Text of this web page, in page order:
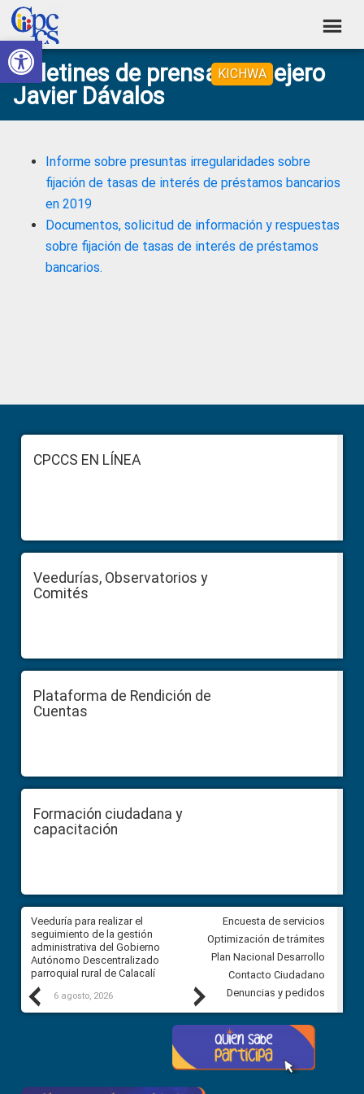
Abrir barra de herramientas
Skip
to
primary
navigation
Skip
to
main
content
Skip
to
primary
sidebar
Skip
to
footer
Consejo
de
Participación
Control
Social
Construyendo
Poder
Ciudadano
KICHWA
Boletines de prensa consejero
Javier Dávalos
Informe sobre presuntas irregularidades sobre
fijación de tasas de interés de préstamos bancarios
en 2019
Documentos, solicitud de información y respuestas
sobre fijación de tasas de interés de préstamos
bancarios.
Sidebar
FooterCPCCS EN LÍNEA
Veedurías, Observatorios y
Comités
Plataforma de Rendición de
Cuentas
Formación ciudadana y
capacitación
Previous
Veeduría para realizar el
seguimiento de la gestión
administrativa del Gobierno
Autónomo Descentralizado
parroquial rural de Calacalí
6 agosto, 2026
Veeduría para vigilar los
derivados de la Audiencia
comunidad Urbina, parroquia
Carolina
5 agosto, 2026
Next
Encuesta de servicios
Optimización de trámites
Plan Nacional Desarrollo
Contacto Ciudadano
Denuncias y pedidos